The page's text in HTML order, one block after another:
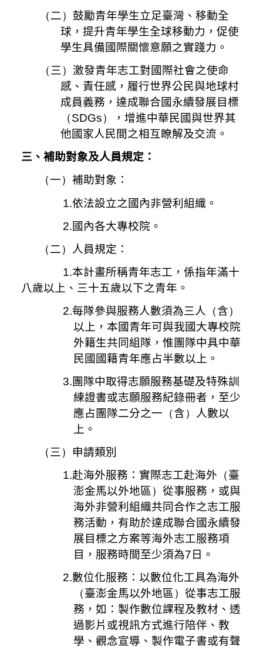
（二） 鼓勵青年學生立足臺灣、移動全
球，提升青年學生全球移動力，促使
學生具備國際關懷意願之實踐力。
（三） 激發青年志工對國際社會之使命
感、責任感，履行世界公民與地球村
成員義務，達成聯合國永續發展目標
（SDGs）
，增進中華民國與世界其
他國家人民間之相互瞭解及交流。
三、補助對象及人員規定：
（一）補助對象：
1.依法設立之國內非營利組織。
2.國內各大專校院。
（二） 人員規定：
1.本計畫所稱青年志工，係指年滿十
八歲以上、三十五歲以下之青年。
2.每隊參與服務人數須為三人 （含）
以上，本國青年可與我國大專校院
外籍生共同組隊，惟團隊中具中華
民國國籍青年應占半數以上。
3.團隊中取得志願服務基礎及特殊訓
練證書或志願服務紀錄冊者，至少
應占團隊二分之一 （含） 人數以
上。
（ 三 ） 申請類別
1.赴海外服務：實際志工赴海外 （臺
澎金馬以外地區）從事服務，或與
海外非營利組織共同合作之志工服
務活動，有助於達成聯合國永續發
展目標之方案等海外志工服務項
目，服務時間至少須為7 日。
2.數位化服務：以數位化工具為海外
（臺澎金馬以外地區）從事志工服
務，如：製作數位課程及教材、透
過影片或視訊方式進行陪伴、教
學、觀念宣導、製作電子書或有聲